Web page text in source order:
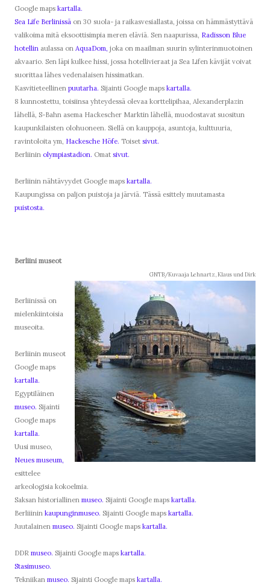
Google maps kartalla.
Sea Life Berlinissä on 30 suola- ja raikasvesiallasta, joissa on hämmästyttävä
valikoima mitä eksoottisimpia meren eläviä. Sen naapurissa, Radisson Blue
hotellin aulassa on AquaDom, joka on maailman suurin sylinterinmuotoinen
akvaario. Sen läpi kulkee hissi, jossa hotellivieraat ja Sea Lifen kävijät voivat
suorittaa lähes vedenalaisen hissimatkan.
Kasvitieteellinen puutarha. Sijainti Google maps kartalla.
8 kunnostettu, toisiinsa yhteydessä olevaa korttelipihaa, Alexanderplazin
lähellä, S-Bahn asema Hackescher Marktin lähellä, muodostavat suositun
kaupunkilaisten olohuoneen. Siellä on kauppoja, asuntoja, kulttuuria,
ravintoloita ym, Hackesche Höfe. Toiset sivut.
Berliinin olympiastadion. Omat sivut.
Berliinin nähtävyydet Google maps kartalla.
Kaupungissa on paljon puistoja ja järviä. Tässä esittely muutamasta
puistosta.
Berliini museot
GNTB/Kuvaaja Lehnartz, Klaus und Dirk
Berliinissä on
mielenkiintoisia
museoita.
Berliinin museot
Google maps
kartalla.
Egyptiläinen
museo. Sijainti
Google maps
kartalla.
Uusi museo,
Neues museum,
esittelee
arkeologisia kokoelmia.
Saksan historiallinen museo. Sijainti Google maps kartalla.
Berliiinin kaupunginmuseo. Sijainti Google maps kartalla.
Juutalainen museo. Sijainti Google maps kartalla.
DDR museo. Sijainti Google maps kartalla.
Stasimuseo.
Tekniikan museo. Sijainti Google maps kartalla.